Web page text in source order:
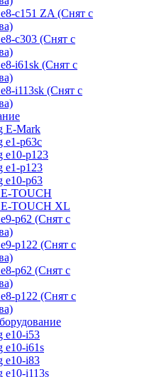
c151 ZA (Снят с
c303 (Снят с
i61sk (Снят с
i113sk (Снят с
E-Mark
e1-p63с
e10-p123
e1-p123
e10-p63
TOUCH
E-TOUCH XL
p62 (Снят с
p122 (Снят с
p62 (Снят с
p122 (Снят с
e10-i53
e10-i61s
e10-i83
e10-i113s